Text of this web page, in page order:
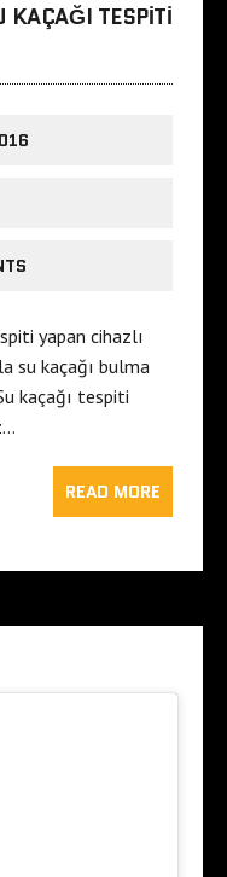
TESPITI
yapan cihazlı
su kaçağı bulma
kaçağı tespiti
READ MORE